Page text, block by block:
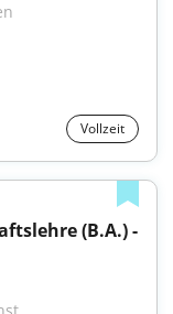
Vollzeit
(B.A.) -